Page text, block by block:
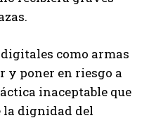
como armas
y poner en riesgo a
inaceptable que
la dignidad del